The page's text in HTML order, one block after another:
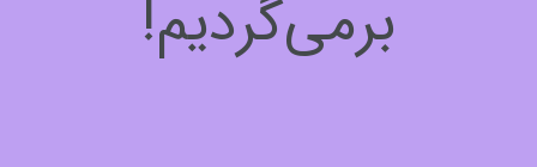
برمی‌گردیم!